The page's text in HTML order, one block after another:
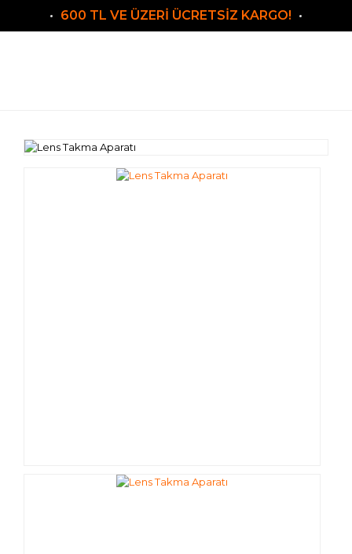
600 TL VE ÜZERİ ÜCRETSİZ KARGO!